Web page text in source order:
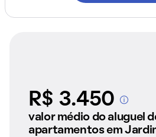
R$ 3.450A partir dos imóveis
anunciados pelo
QuintoAndar
valor médio do aluguel
apartamentos em